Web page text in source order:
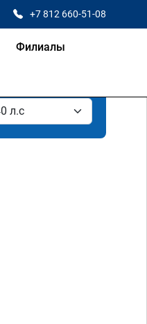
+7 812 660-51-08
Филиалы